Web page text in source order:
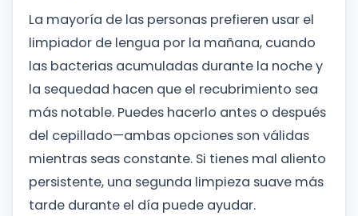
La mayoría de las personas prefieren usar el
limpiador de lengua por la mañana, cuando
las bacterias acumuladas durante la noche y
la sequedad hacen que el recubrimiento sea
más notable. Puedes hacerlo antes o después
del cepillado—ambas opciones son válidas
mientras seas constante. Si tienes mal aliento
persistente, una segunda limpieza suave más
tarde durante el día puede ayudar.